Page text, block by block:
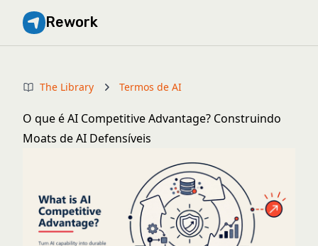
Rework
The Library Termos de AI
O que é AI Competitive Advantage? Construindo
Moats de AI Defensíveis